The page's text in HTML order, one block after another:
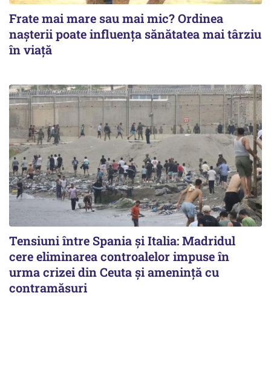
Frate mai mare sau mai mic? Ordinea
nașterii poate influența sănătatea mai târziu
în viață
Tensiuni între Spania și Italia: Madridul
cere eliminarea controalelor impuse în
urma crizei din Ceuta și amenință cu
contramăsuri